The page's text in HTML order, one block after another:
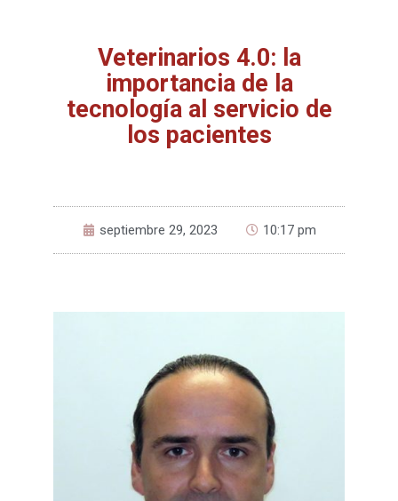
Veterinarios 4.0: la
importancia de la
tecnología al servicio de
los pacientes
septiembre 29, 2023 10:17 pm